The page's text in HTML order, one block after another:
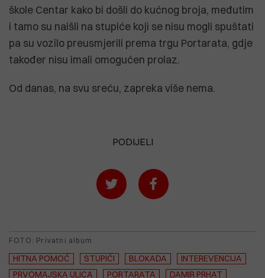
škole Centar kako bi došli do kućnog broja, međutim
i tamo su naišli na stupiće koji se nisu mogli spuštati
pa su vozilo preusmjerili prema trgu Portarata, gdje
također nisu imali omogućen prolaz.
Od danas, na svu sreću, zapreka više nema.
PODIJELI
FOTO: Privatni album
HITNA POMOĆ STUPIĆI BLOKADA
INTEREVENCIJA
PRVOMAJSKA ULICA
PORTARATA DAMIR PRHAT